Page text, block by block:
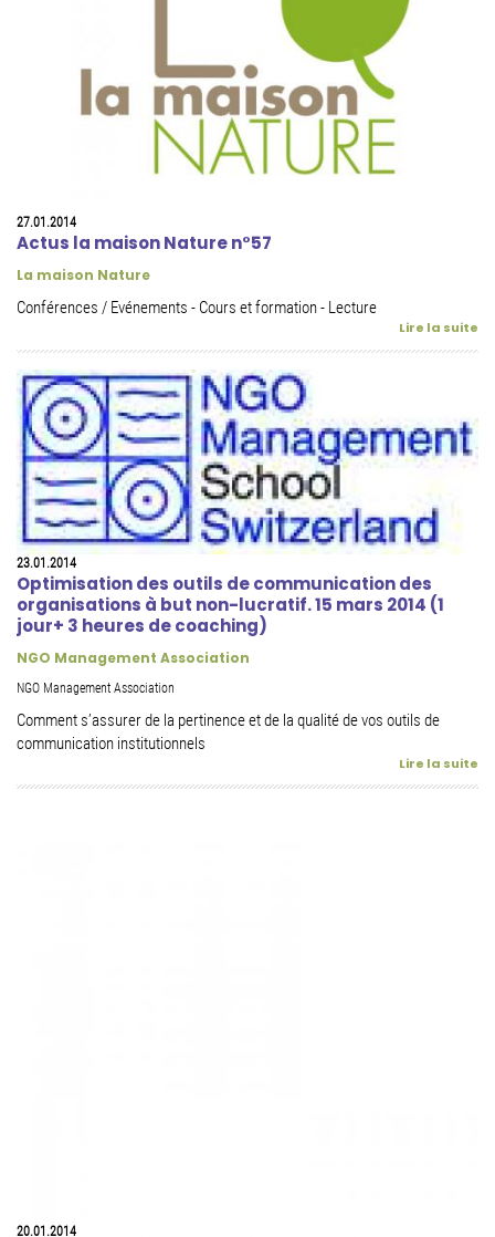
27.01.2014
Actus la maison Nature n°57
La maison Nature
Conférences / Evénements - Cours et formation - Lecture
Lire la suite
23.01.2014
Optimisation des outils de communication des
organisations à but non-lucratif. 15 mars 2014 (1
jour+ 3 heures de coaching)
NGO Management Association
NGO Management Association
Comment s’assurer de la pertinence et de la qualité de vos outils de
communication institutionnels
Lire la suite
20.01.2014